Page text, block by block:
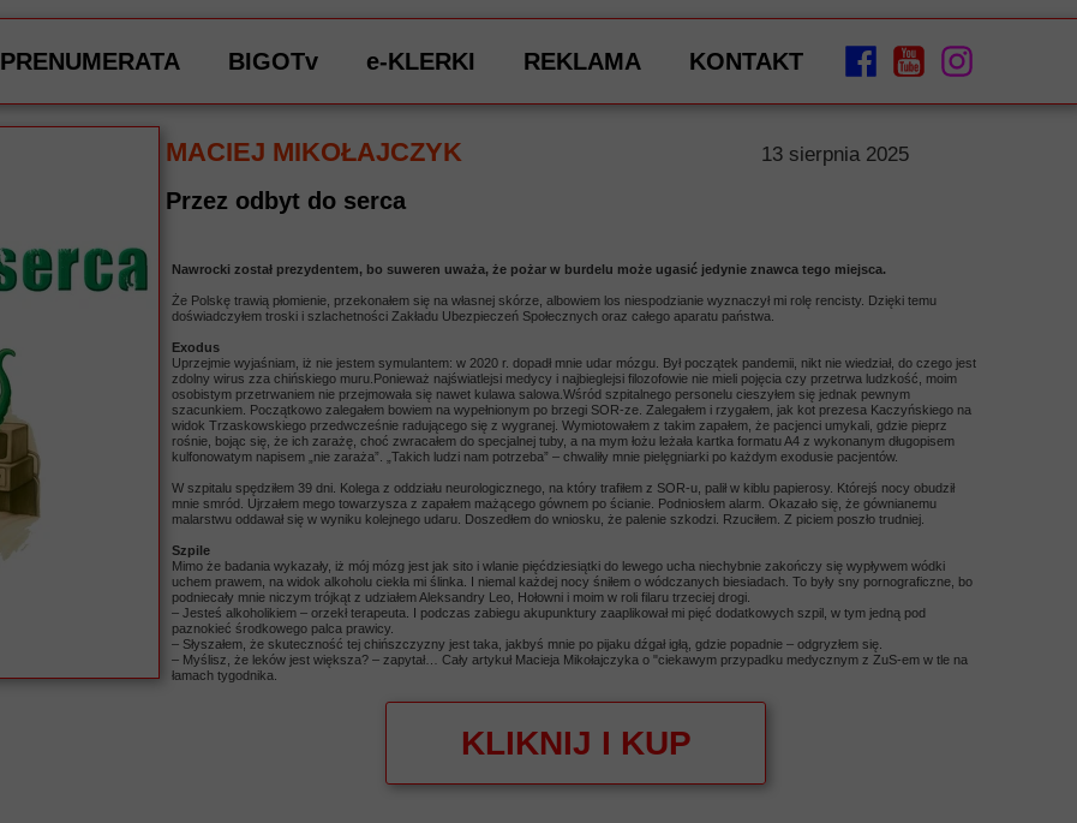
MACIEJ MIKOŁAJCZYK
KLIKNIJ I KUP
13 sierpnia 2025
Przez odbyt do serca
Nawrocki został prezydentem, bo suweren uważa, że pożar w burdelu może ugasić jedynie znawca tego miejsca.
Że Polskę trawią płomienie, przekonałem się na własnej skórze, albowiem los niespodzianie wyznaczył mi rolę rencisty. Dzięki temu
doświadczyłem troski i szlachetności Zakładu Ubezpieczeń Społecznych oraz całego aparatu państwa.
Exodus
Uprzejmie wyjaśniam, iż nie jestem symulantem: w 2020 r. dopadł mnie udar mózgu. Był początek pandemii, nikt nie wiedział, do czego jest
zdolny wirus zza chińskiego muru.Ponieważ najświatlejsi medycy i najbieglejsi filozofowie nie mieli pojęcia czy przetrwa ludzkość, moim
osobistym przetrwaniem nie przejmowała się nawet kulawa salowa.Wśród szpitalnego personelu cieszyłem się jednak pewnym
szacunkiem. Początkowo zalegałem bowiem na wypełnionym po brzegi SOR-ze. Zalegałem i rzygałem, jak kot prezesa Kaczyńskiego na
widok Trzaskowskiego przedwcześnie radującego się z wygranej. Wymiotowałem z takim zapałem, że pacjenci umykali, gdzie pieprz
rośnie, bojąc się, że ich zarażę, choć zwracałem do specjalnej tuby, a na mym łożu leżała kartka formatu A4 z wykonanym długopisem
kulfonowatym napisem „nie zaraża”. „Takich ludzi nam potrzeba” – chwaliły mnie pielęgniarki po każdym exodusie pacjentów.
W szpitalu spędziłem 39 dni. Kolega z oddziału neurologicznego, na który trafiłem z SOR-u, palił w kiblu papierosy. Którejś nocy obudził
mnie smród. Ujrzałem mego towarzysza z zapałem mażącego gównem po ścianie. Podniosłem alarm. Okazało się, że gównianemu
malarstwu oddawał się w wyniku kolejnego udaru. Doszedłem do wniosku, że palenie szkodzi. Rzuciłem. Z piciem poszło trudniej.
Szpile
Mimo że badania wykazały, iż mój mózg jest jak sito i wlanie pięćdziesiątki do lewego ucha niechybnie zakończy się wypływem wódki
uchem prawem, na widok alkoholu ciekła mi ślinka. I niemal każdej nocy śniłem o wódczanych biesiadach. To były sny pornograficzne, bo
podniecały mnie niczym trójkąt z udziałem Aleksandry Leo, Hołowni i moim w roli filaru trzeciej drogi.
– Jesteś alkoholikiem – orzekł terapeuta. I podczas zabiegu akupunktury zaaplikował mi pięć dodatkowych szpil, w tym jedną pod
paznokieć środkowego palca prawicy.
– Słyszałem, że skuteczność tej chińszczyzny jest taka, jakbyś mnie po pijaku dźgał igłą, gdzie popadnie – odgryzłem się.
– Myślisz, że leków jest większa? – zapytał… Cały artykuł Macieja Mikołajczyka o "ciekawym przypadku medycznym z ZuS-em w tle na
łamach tygodnika.
PRENUMERATA BIGOTv e-KLERKI REKLAMA KONTAKT